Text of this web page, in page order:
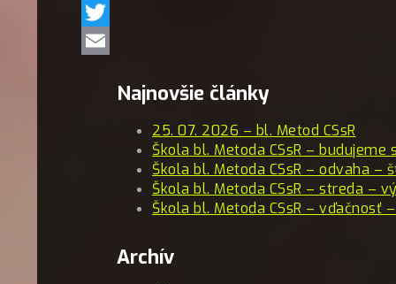
Facebook
Twitter
Najnovšie články
25. 07. 2026 – bl. Metod CSsR
Škola bl. Metoda CSsR –
Škola bl. Metoda CSsR – odvaha –
Škola bl. Metoda CSsR – streda –
Škola bl. Metoda CSsR – vďačnosť
Archív